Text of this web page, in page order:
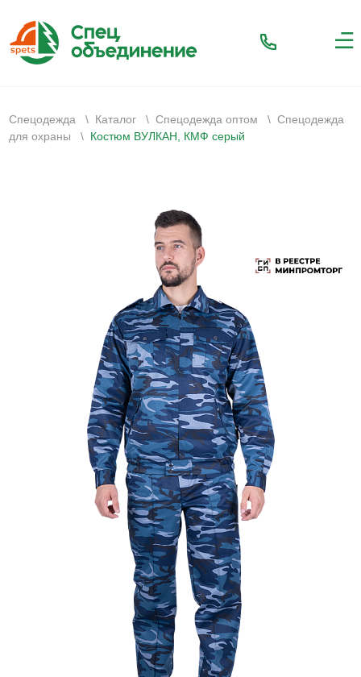
Спецодежда \ Каталог \ Спецодежда оптом \ Спецодежда
для охраны
\ Костюм ВУЛКАН, КМФ серый